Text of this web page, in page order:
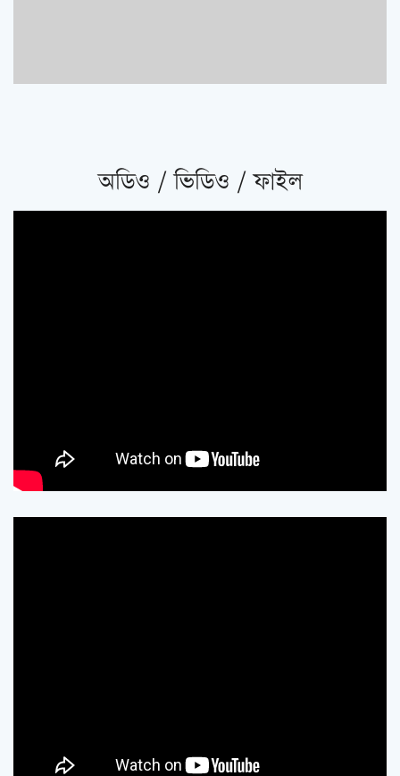
অডিও / ভিডিও / ফাইল